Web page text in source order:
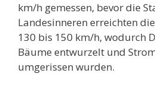
km/h gemessen, bevor die
Landesinneren erreichten
130 bis 150 km/h, wodurch
Bäume entwurzelt und
umgerissen wurden.